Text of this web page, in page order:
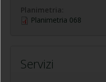
Planimetria:
Planimetria 068
Servizi